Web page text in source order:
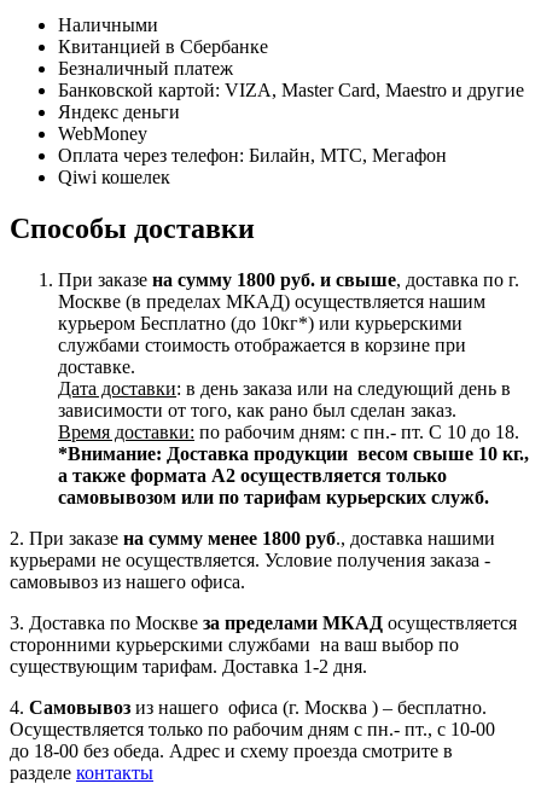
Наличными
Квитанцией в Сбербанке
Безналичный платеж
Банковской картой: VIZA, Master Card, Maestro и другие
Яндекс деньги
WebMoney
Оплата через телефон: Билайн, МТС, Мегафон
Qiwi кошелек
Способы доставки
При заказе на сумму 1800 руб. и свыше, доставка по г.
Москве (в пределах МКАД) осуществляется нашим
курьером Бесплатно (до 10кг*) или курьерскими
службами стоимость отображается в корзине при
доставке.
Дата доставки: в день заказа или на следующий день в
зависимости от того, как рано был сделан заказ.
Время доставки: по рабочим дням: с пн.- пт. С 10 до 18.
*Внимание: Доставка продукции весом свыше 10 кг.,
а также формата А2 осуществляется только
самовывозом или по тарифам курьерских служб.
2. При заказе на сумму менее 1800 руб., доставка нашими
курьерами не осуществляется. Условие получения заказа -
самовывоз из нашего офиса.
3. Доставка по Москве за пределами МКАД осуществляется
сторонними курьерскими службами на ваш выбор по
существующим тарифам. Доставка 1-2 дня.
4. Самовывоз из нашего офиса (г. Москва ) – бесплатно.
Осуществляется только по рабочим дням с пн.- пт., с 10-00
до 18-00 без обеда. Адрес и схему проезда смотрите в
разделе контакты